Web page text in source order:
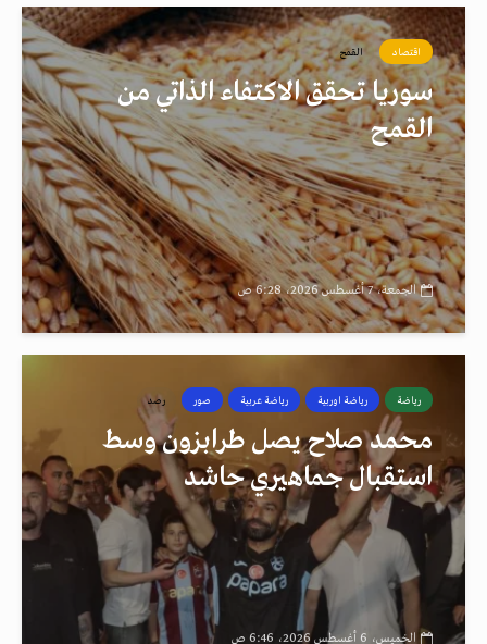
اقتصاد القمح
سوريا تحقق الاكتفاء الذاتي من
القمح
الجمعة، 7 أغسطس 2026، 6:28 ص
رياضة رياضة اوربية رياضة عربية صور رصد
محمد صلاح يصل طرابزون وسط
استقبال جماهيري حاشد
الخميس، 6 أغسطس 2026، 6:46 ص